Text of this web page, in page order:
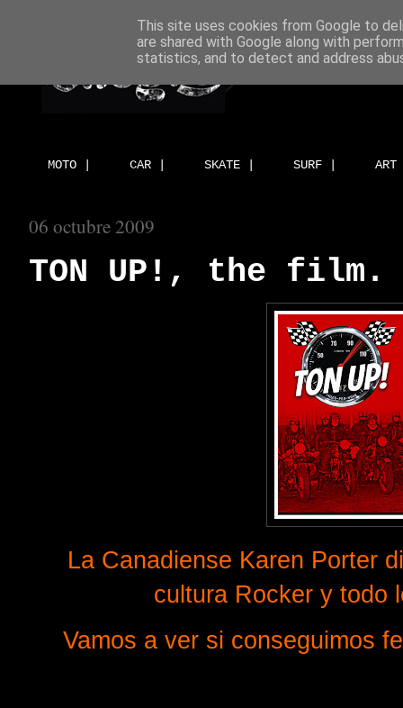
MOTO | CAR | SKATE | SURF |
06 octubre 2009
TON UP!, the film.
La Canadiense Karen Porter
cultura Rocker y todo
Vamos a ver si conseguimos
This site uses cookies from Google to
are shared with Google along with
statistics, and to detect and address